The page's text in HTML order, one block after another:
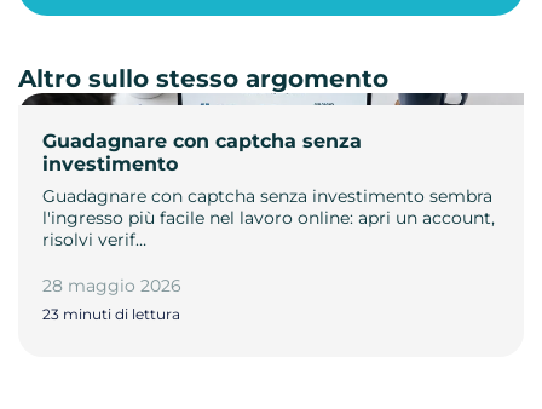
Guadagnare con captcha senza
investimento
Guadagnare con captcha senza investimento sembra
l'ingresso più facile nel lavoro online: apri un account,
risolvi verif…
28 maggio 2026
23 minuti di lettura
Altro sullo stesso argomento